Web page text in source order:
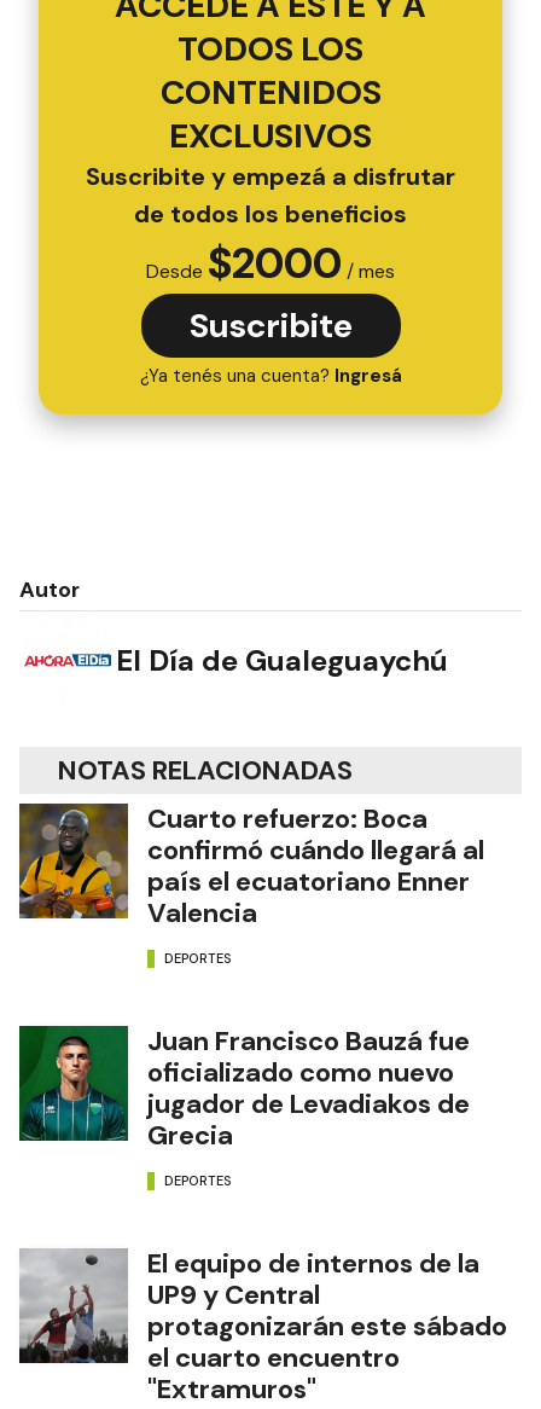
TODOS LOS
CONTENIDOS
EXCLUSIVOS
Suscribite y empezá a disfrutar
de todos los beneficios
Desde $2000 / mes
Suscribite
¿Ya tenés una cuenta? Ingresá
Autor
El Día de Gualeguaychú
NOTAS RELACIONADAS
Cuarto refuerzo: Boca
confirmó cuándo llegará al
país el ecuatoriano Enner
Valencia
DEPORTES
Juan Francisco Bauzá fue
oficializado como nuevo
jugador de Levadiakos de
Grecia
DEPORTES
El equipo de internos de la
UP9 y Central
protagonizarán este sábado
el cuarto encuentro
"Extramuros"